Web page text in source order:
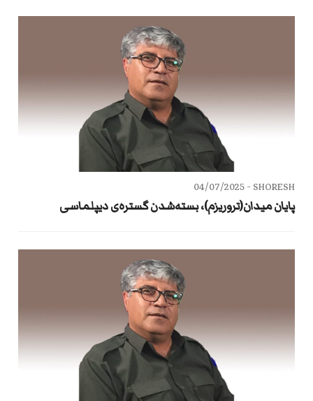
SHORESH -
04/07/2025
پایان میدان(تروریزم)، بسته‌شدن گستره‌ی دیپلماسی